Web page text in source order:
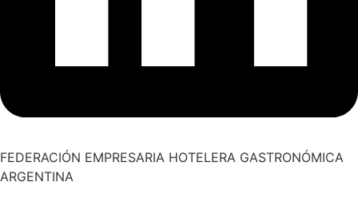
FEDERACIÓN EMPRESARIA HOTELERA GASTRONÓMICA
ARGENTINA